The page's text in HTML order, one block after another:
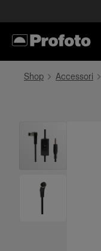
Shop Accessori